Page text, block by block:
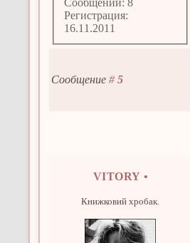
Сообщений: 8
Регистрация:
16.11.2011
Сообщение#5
VITORY •
Книжковий хробак.